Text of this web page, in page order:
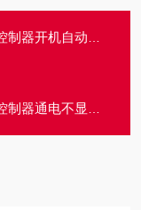
自动反复的重启
电不显示不亮灯